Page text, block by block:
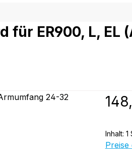
ER900, L, EL
Inhalt: 1
Preise